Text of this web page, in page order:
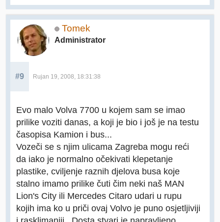
Tomek
Administrator
#9 Rujan 19, 2008, 18:31:38
Evo malo Volva 7700 u kojem sam se imao
prilike voziti danas, a koji je bio i još je na testu
časopisa Kamion i bus...
Vozeči se s njim ulicama Zagreba mogu reći
da iako je normalno očekivati klepetanje
plastike, cviljenje raznih djelova busa koje
stalno imamo prilike čuti čim neki naš MAN
Lion's City ili Mercedes Citaro udari u rupu
kojih ima ko u priči ovaj Volvo je puno osjetljiviji